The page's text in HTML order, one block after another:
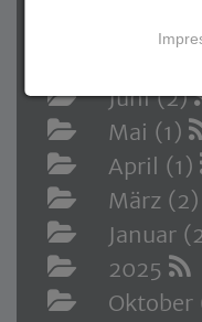
2026
Juni (2)
Mai (1)
April (1)
März (2)
Januar
2025
Oktober